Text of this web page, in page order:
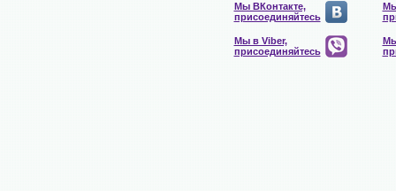
Мы ВКонтакте,
присоединяйтесь
Мы в Viber,
присоединяйтесь